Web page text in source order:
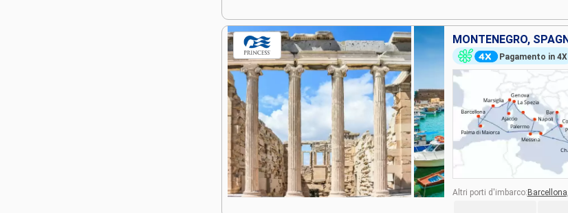
Pagamento in 4X
Altri porti d'imbarco:Barcellona,